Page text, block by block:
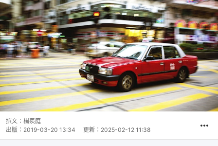
撰文： 楊羨庭
出版： 2019-03-20 13:34 更新： 2025-02-12 11:38